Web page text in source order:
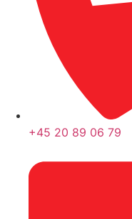
+45 20 89 06 79